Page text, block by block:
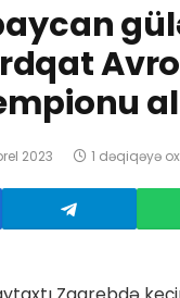
2023 1 dəqiqəyə